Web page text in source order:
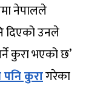
नेपालले
दिएको उनले
कुरा भएको छ’
कुरागरेका